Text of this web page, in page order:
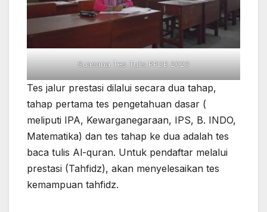
Suasana Tes Tulis PPDB 2023
Tes jalur prestasi dilalui secara dua tahap,
tahap pertama tes pengetahuan dasar (
meliputi IPA, Kewarganegaraan, IPS, B. INDO,
Matematika) dan tes tahap ke dua adalah tes
baca tulis Al-quran. Untuk pendaftar melalui
prestasi (Tahfidz), akan menyelesaikan tes
kemampuan tahfidz.